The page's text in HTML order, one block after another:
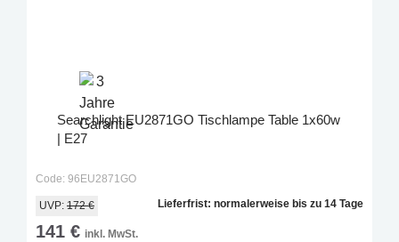
Searchlight EU2871GO Tischlampe Table 1x60w
| E27
Code: 96EU2871GO
UVP: 172 €
141 € inkl. MwSt.
Lieferfrist: normalerweise bis zu 14 Tage